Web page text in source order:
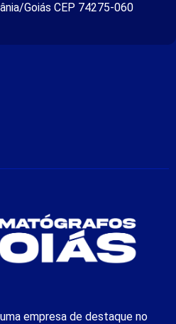
Goiás CEP 74275-060
empresa de destaque no